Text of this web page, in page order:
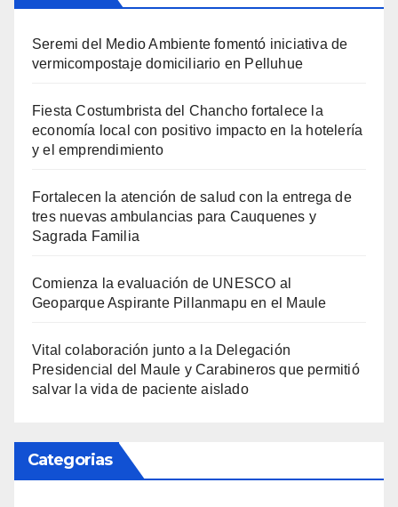
Seremi del Medio Ambiente fomentó iniciativa de
vermicompostaje domiciliario en Pelluhue
Fiesta Costumbrista del Chancho fortalece la
economía local con positivo impacto en la hotelería
y el emprendimiento
Fortalecen la atención de salud con la entrega de
tres nuevas ambulancias para Cauquenes y
Sagrada Familia
Comienza la evaluación de UNESCO al
Geoparque Aspirante Pillanmapu en el Maule
Vital colaboración junto a la Delegación
Presidencial del Maule y Carabineros que permitió
salvar la vida de paciente aislado
Categorias